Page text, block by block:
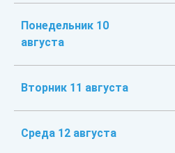
Понедельник 10
августа
Вторник 11 августа
Среда 12 августа